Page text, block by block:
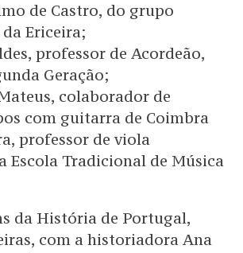
de Castro, do grupo
Ericeira;
professor de Acordeão,
Geração;
colaborador de
com guitarra de Coimbra
professor de viola
Escola Tradicional de Música
da História de Portugal,
com a historiadora Ana